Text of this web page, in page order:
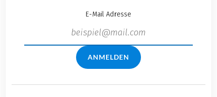
E-Mail Adresse
ANMELDEN